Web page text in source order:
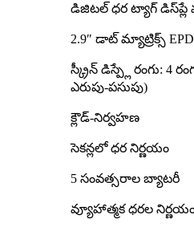
డిజిటల్ ధర ట్యాగ్ డిస్‌ప్లే
2.9″ డాట్ మ్యాట్రిక్స్
స్క్రీన్ డిస్ప్లే రంగు: 4
ఎరుపు-పసుపు)
క్లౌడ్-నిర్వహణ
సెకన్లలో ధర నిర్ణయం
5 సంవత్సరాల బ్యాటరీ
వ్యూహాత్మక ధరల